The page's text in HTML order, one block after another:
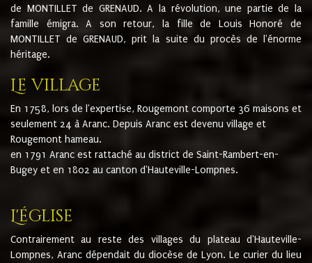
de MONTILLET de GRENAUD. A la révolution, une partie de la
famille émigra. A son retour, la fille de Louis Honoré de
MONTILLET de GRENAUD, prit la suite du procès de l'énorme
héritage.
Le village
En 1758, lors de l'expertise, Rougemont comporte 36 maisons et
seulement 24 à Aranc. Depuis Aranc est devenu village et
Rougemont hameau.
en 1791 Aranc est rattaché au district de Saint-Rambert-en-
Bugey et en 1802 au canton d'Hauteville-Lompnes.
L'église
Contrairement au reste des villages du plateau d'Hauteville-
Lompnes, Aranc dépendait du diocèse de Lyon. Le curier du lieu